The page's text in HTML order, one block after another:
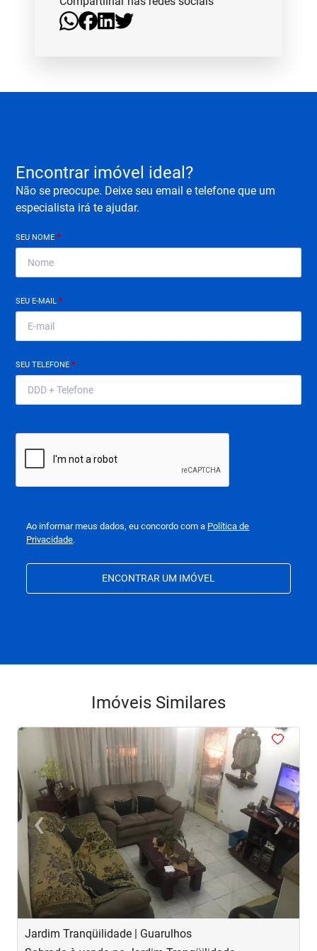
Encontrar imóvel ideal?
Não se preocupe. Deixe seu email e telefone que um
especialista irá te ajudar.
SEU NOME*
SEU E-MAIL*
SEU TELEFONE*
Ao informar meus dados, eu concordo com a Política de
Privacidade.
ENCONTRAR UM IMÓVEL
Imóveis Similares
<
‹Previous ›Next
Jardim Tranqüilidade | Guarulhos